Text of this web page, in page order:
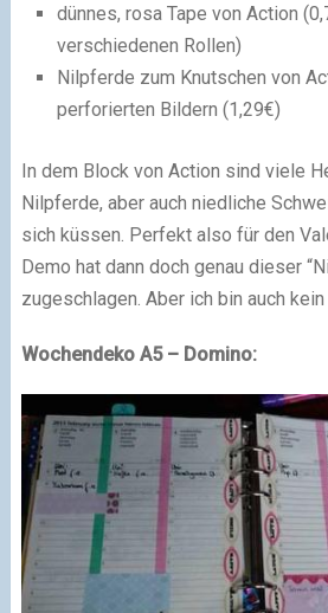
dünnes, rosa Tape von Action
verschiedenen Rollen)
Nilpferde zum Knutschen von
perforierten Bildern (1,29€)
In dem Block von Action sind viele
Nilpferde, aber auch niedliche
sich küssen. Perfekt also für den
Demo hat dann doch genau dieser
zugeschlagen. Aber ich bin auch
Wochendeko A5 – Domino: